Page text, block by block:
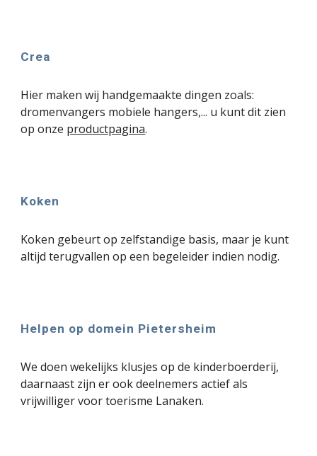
Crea
Hier maken wij handgemaakte dingen zoals:
dromenvangers mobiele hangers,... u kunt dit zien
op onze productpagina.
Koken
Koken gebeurt op zelfstandige basis, maar je kunt
altijd terugvallen op een begeleider indien nodig.
Helpen op domein Pietersheim
We doen wekelijks klusjes op de kinderboerderij,
daarnaast zijn er ook deelnemers actief als
vrijwilliger voor toerisme Lanaken.